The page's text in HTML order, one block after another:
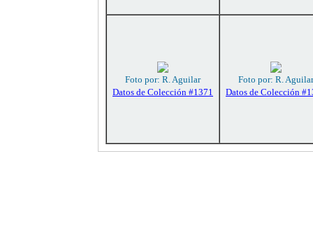
Foto por: R. Aguilar
Datos de Colección #1371
Foto por: R. Aguilar
Datos de Colección